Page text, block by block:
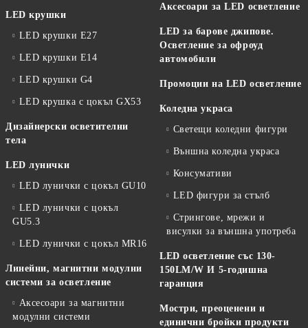
LED крушки
LED крушки E27
LED крушки E14
LED крушки G4
LED крушка с цокъл GX53
Дизайнерски осветителни
тела
LED лунички
LED лунички с цокъл GU10
LED лунички с цокъл
GU5.3
LED лунички с цокъл MR16
Линейни, магнитни модулни
системи за осветление
Аксесоари за магнитни
модулни системи
Аксесоари за LED осветление
LED за барове джипове.
Осветление за офроуд
автомобили
Промоции на LED осветление
Коледна украса
Светещи коледни фигури
Външна коледна украса
Консумативи
LED фигури за стълб
Стрингове, мрежи и
висулки за външна употреба
LED осветление със 130-
150LM/W И 5-годишна
гаранция
Мостри, преоценени и
единични бройки продукти